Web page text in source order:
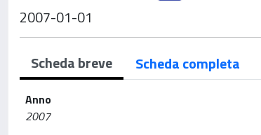
2007-01-01
Scheda breve Scheda completa
Anno
2007